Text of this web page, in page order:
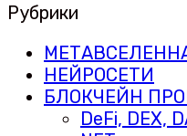
Рубрики
НЕЙРОСЕТИ
БЛОКЧЕЙН
DeFi, DEX,